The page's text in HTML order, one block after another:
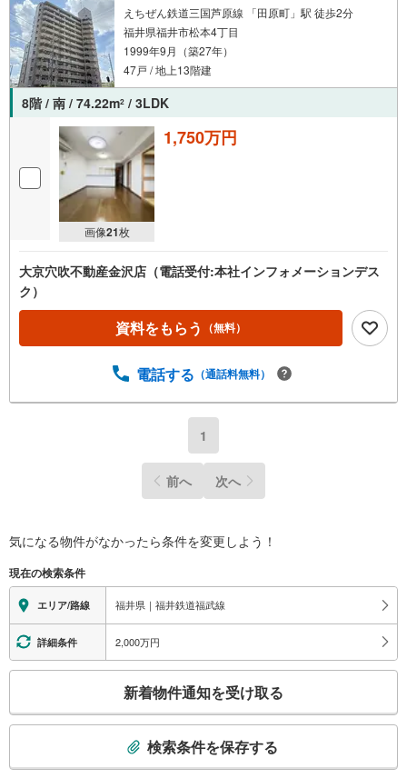
えちぜん鉄道三国芦原線 「田原町」駅 徒歩2分
福井県福井市松本4丁目
1999年9月（築27年）
47戸 / 地上13階建
8階 / 南 / 74.22m2 / 3LDK
画像21枚
1,750万円
大京穴吹不動産金沢店（電話受付:本社インフォメーションデス
ク）
資料をもらう （無料）
電話する （通話料無料）
1
前へ 次へ
気になる物件がなかったら条件を変更しよう！
現在の検索条件
エリア/路線 福井県｜福井鉄道福武線
詳細条件 2,000万円
検
新着物件通知を受け取る
検索条件を保存する